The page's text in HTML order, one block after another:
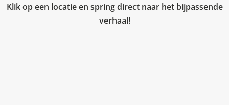
Klik op een locatie en spring direct naar het bijpassende
verhaal!